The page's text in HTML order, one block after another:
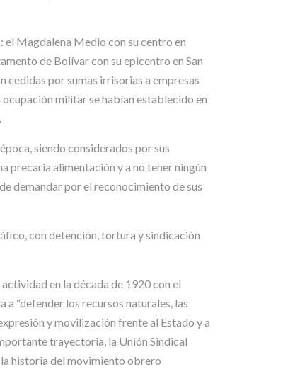
Magdalena Medio con su centro en
de Bolívar con su epicentro en San
cedidas por sumas irrisorias a empresas
militar se habían establecido en
siendo considerados por sus
precaria alimentación y a no tener ningún
demandar por el reconocimiento de sus
con detención, tortura y sindicación
en la década de 1920 con el
“defender los recursos naturales, las
y movilización frente al Estado y a
trayectoria, la Unión Sindical
historia del movimiento obrero